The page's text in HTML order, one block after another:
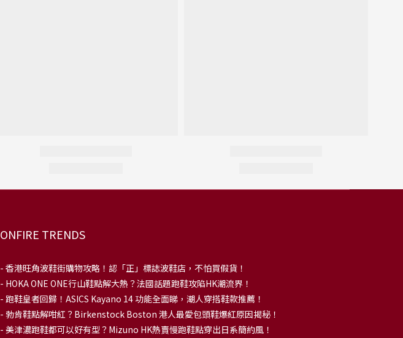
ONFIRE TRENDS
- 香港旺角波鞋街購物攻略！認「正」標誌波鞋店，不怕買假貨！
- HOKA ONE ONE行山鞋點解大熱？法國話題跑鞋攻陷HK潮流界！
- 跑鞋皇者回歸！ASICS Kayano 14 功能全面睇，潮人穿搭鞋款推薦！
- 勃肯鞋點解咁紅？Birkenstock Boston 港人最愛包頭鞋爆紅原因揭秘！
- 美津濃跑鞋都可以好有型？Mizuno HK熱賣慢跑鞋點穿出日系簡約風！